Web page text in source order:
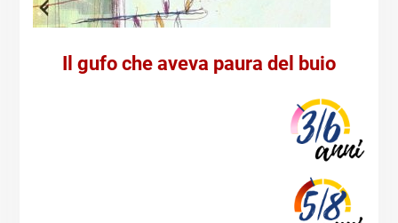
Il gufo che aveva paura del buio